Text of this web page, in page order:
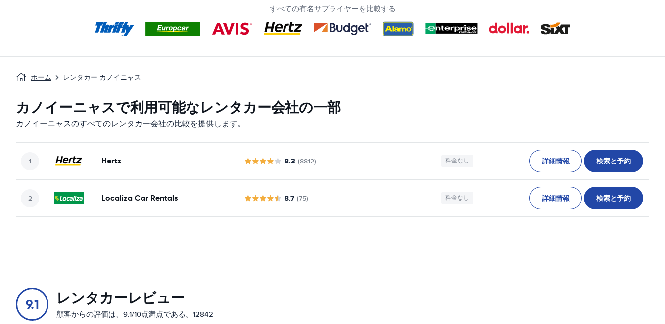
すべての有名サプライヤーを比較する
ホーム レンタカー カノイニャス
カノイーニャスで利用可能なレンタカー会社の一部
カノイーニャスのすべてのレンタカー会社の比較を提供します。
Hertz 8.3 (8812) 料金なし 詳細情報 検索と予約
Localiza Car Rentals 8.7 (75) 料金なし 詳細情報 検索と予約
9.1 レンタカーレビュー
顧客からの評価は、9.1/10点満点である。12842